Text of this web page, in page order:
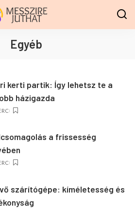
Egyéb
kerti partik: Így lehetsz te a
házigazda
a frissesség
szárítógépe: kíméletesség és